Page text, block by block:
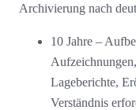
Archivierung nach
10 Jahre –
Lageberichte,
Verständnis